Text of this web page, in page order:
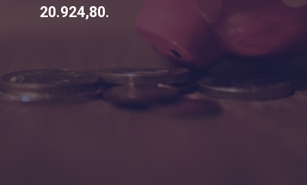
20.924,80.